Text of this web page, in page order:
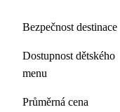
Bezpečnost destinace
Dostupnost dětského
menu
Průměrná cena